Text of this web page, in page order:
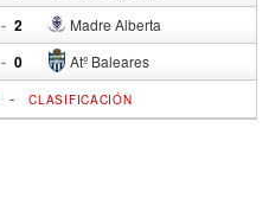
- Madre Alberta
2
- Atº Baleares
0
-CLASIFICACIÓN